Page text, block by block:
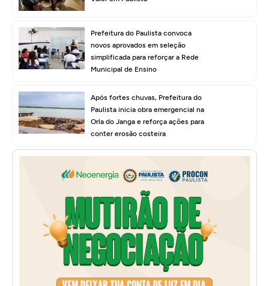
Prefeitura do Paulista convoca
novos aprovados em seleção
simplificada para reforçar a Rede
Municipal de Ensino
Após fortes chuvas, Prefeitura do
Paulista inicia obra emergencial na
Orla do Janga e reforça ações para
conter erosão costeira